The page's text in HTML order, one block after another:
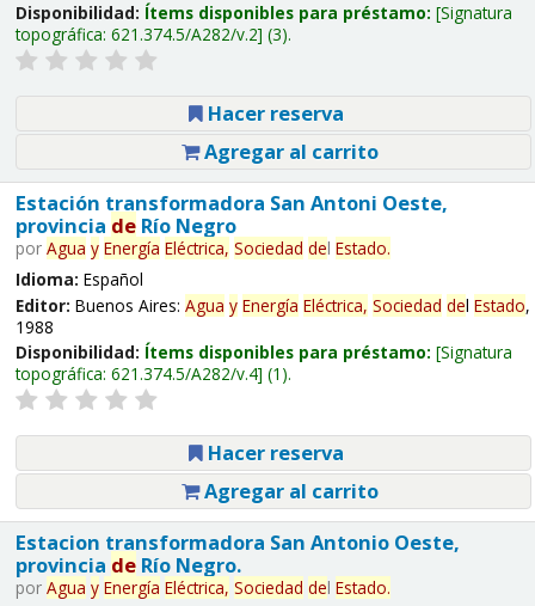
Disponibilidad: Ítems disponibles para préstamo: Signatura
topográfica: 621.374.5/A282/v.2 (3).
Hacer reserva
Agregar al carrito
Estación transformadora San Antoni Oeste,
provincia deRío Negro
por Agua y Energía Eléctrica, Sociedad del Estado.
Idioma: Español
Editor: Buenos Aires: Agua y Energía Eléctrica, Sociedad del Estado,
1988
Disponibilidad: Ítems disponibles para préstamo: Signatura
topográfica: 621.374.5/A282/v.4 (1).
Hacer reserva
Agregar al carrito
Estacion transformadora San Antonio Oeste,
provincia deRío Negro.
por Agua y Energía Eléctrica, Sociedad del Estado.